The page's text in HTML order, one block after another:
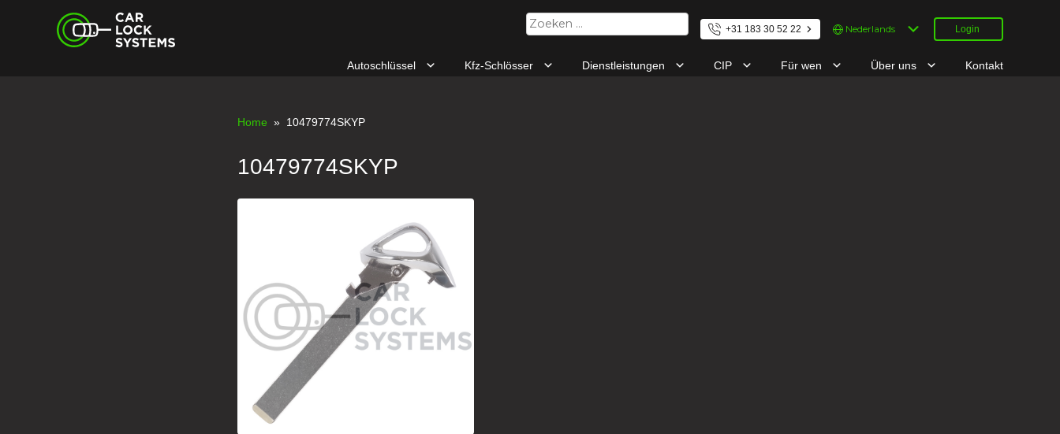
Car Lock Systems
Zoeken
naar:
+31 183 30 52 22
Kies
een
Login
Autoschlüssel Kfz-Schlösser Dienstleistungen CIP Für wen Über uns Kontakt
Home » 10479774SKYP
10479774SKYP